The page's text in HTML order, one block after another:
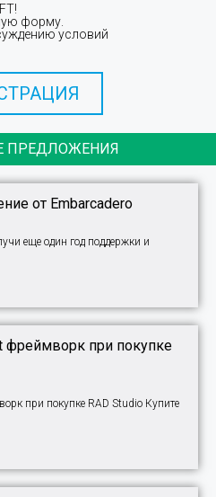
форму.
условий
ПРЕДЛОЖЕНИЯ
от Embarcadero
еще один год поддержки и
фреймворк при покупке
при покупке RAD Studio Купите